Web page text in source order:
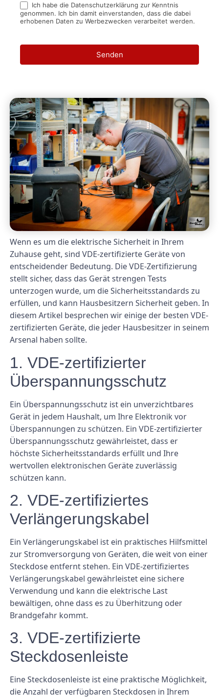
Ich habe die Datenschutzerklärung zur Kenntnis
genommen. Ich bin damit einverstanden, dass die dabei
erhobenen Daten zu Werbezwecken verarbeitet werden.
Senden
Wenn es um die elektrische Sicherheit in Ihrem
Zuhause geht, sind VDE-zertifizierte Geräte von
entscheidender Bedeutung. Die VDE-Zertifizierung
stellt sicher, dass das Gerät strengen Tests
unterzogen wurde, um die Sicherheitsstandards zu
erfüllen, und kann Hausbesitzern Sicherheit geben. In
diesem Artikel besprechen wir einige der besten VDE-
zertifizierten Geräte, die jeder Hausbesitzer in seinem
Arsenal haben sollte.
1. VDE-zertifizierter
Überspannungsschutz
Ein Überspannungsschutz ist ein unverzichtbares
Gerät in jedem Haushalt, um Ihre Elektronik vor
Überspannungen zu schützen. Ein VDE-zertifizierter
Überspannungsschutz gewährleistet, dass er
höchste Sicherheitsstandards erfüllt und Ihre
wertvollen elektronischen Geräte zuverlässig
schützen kann.
2. VDE-zertifiziertes
Verlängerungskabel
Ein Verlängerungskabel ist ein praktisches Hilfsmittel
zur Stromversorgung von Geräten, die weit von einer
Steckdose entfernt stehen. Ein VDE-zertifiziertes
Verlängerungskabel gewährleistet eine sichere
Verwendung und kann die elektrische Last
bewältigen, ohne dass es zu Überhitzung oder
Brandgefahr kommt.
3. VDE-zertifizierte
Steckdosenleiste
Eine Steckdosenleiste ist eine praktische Möglichkeit,
die Anzahl der verfügbaren Steckdosen in Ihrem